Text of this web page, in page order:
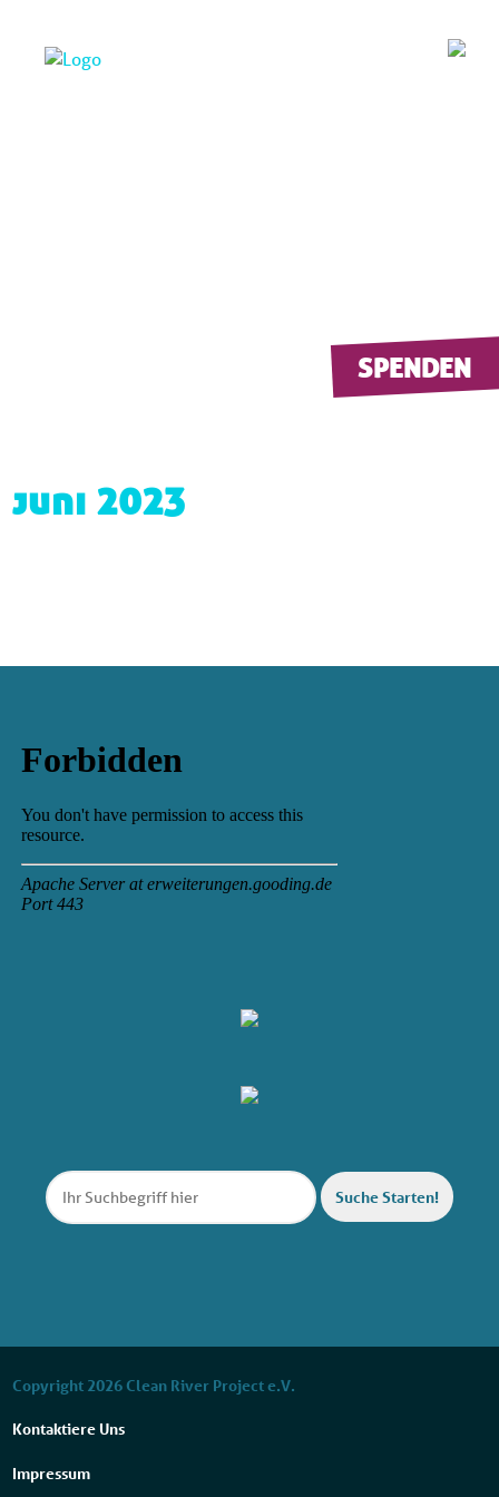
SPENDEN
juni 2023
Suche Starten!
Copyright 2026 Clean River Project e.V.
Kontaktiere Uns
Impressum